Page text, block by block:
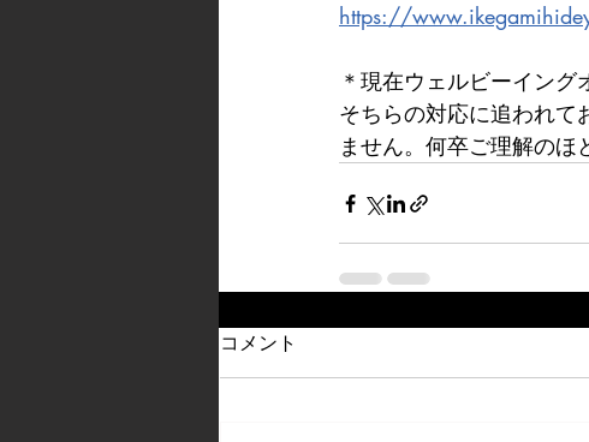
https://
＊現在ウェルビーイング
そちらの対応に追われて
ません。何卒ご理解のほ
コメント